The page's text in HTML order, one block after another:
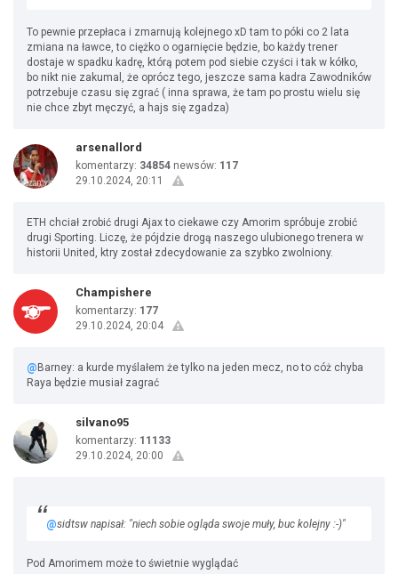
To pewnie przepłaca i zmarnują kolejnego xD tam to póki co 2 lata
zmiana na ławce, to ciężko o ogarnięcie będzie, bo każdy trener
dostaje w spadku kadrę, którą potem pod siebie czyści i tak w kółko,
bo nikt nie zakumal, że oprócz tego, jeszcze sama kadra Zawodników
potrzebuje czasu się zgrać ( inna sprawa, że tam po prostu wielu się
nie chce zbyt męczyć, a hajs się zgadza)
arsenallord
komentarzy: 34854 newsów: 117
29.10.2024, 20:11
ETH chciał zrobić drugi Ajax to ciekawe czy Amorim spróbuje zrobić
drugi Sporting. Liczę, że pójdzie drogą naszego ulubionego trenera w
historii United, ktry został zdecydowanie za szybko zwolniony.
Champishere
komentarzy: 177
29.10.2024, 20:04
@ Barney: a kurde myślałem że tylko na jeden mecz, no to cóż chyba
Raya będzie musiał zagrać
silvano95
komentarzy: 11133
29.10.2024, 20:00
@sidtsw napisał: "niech sobie ogląda swoje muły, buc kolejny :-)"
Pod Amorimem może to świetnie wyglądać